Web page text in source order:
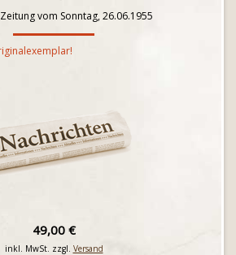
vom Sonntag, 26.06.1955
49,00 €
inkl. MwSt. zzgl. Versand